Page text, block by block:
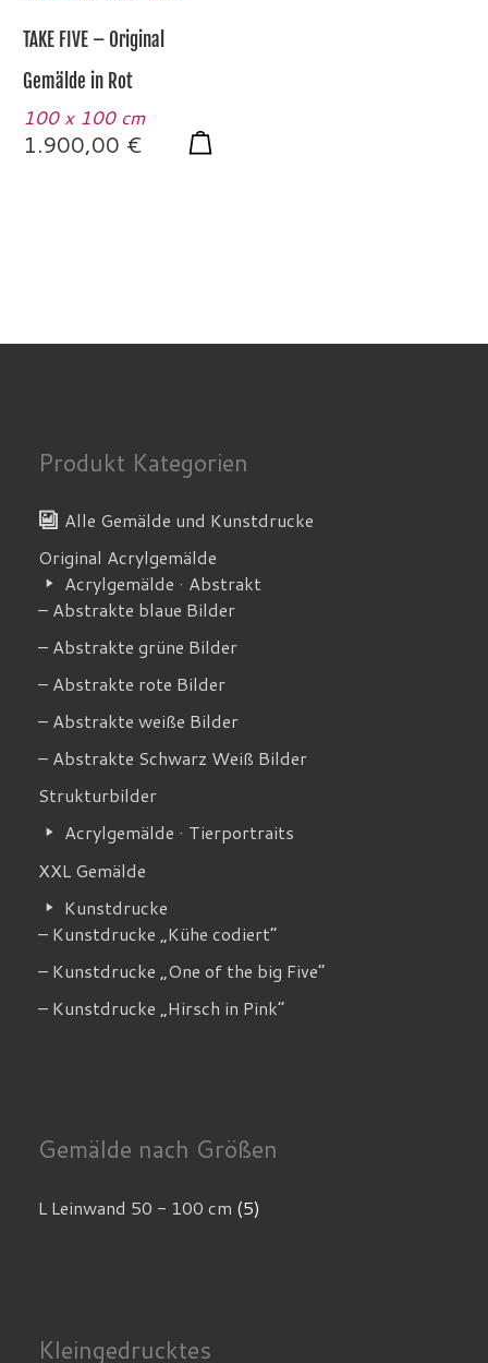
TAKE FIVE – Original
Gemälde in Rot
100 x 100 cm
1.900,00 €
Produkt Kategorien
Alle Gemälde und Kunstdrucke
Original Acrylgemälde
Acrylgemälde · Abstrakt
– Abstrakte blaue Bilder
– Abstrakte grüne Bilder
– Abstrakte rote Bilder
– Abstrakte weiße Bilder
– Abstrakte Schwarz Weiß Bilder
Strukturbilder
Acrylgemälde · Tierportraits
XXL Gemälde
Kunstdrucke
– Kunstdrucke „Kühe codiert”
– Kunstdrucke „One of the big Five”
– Kunstdrucke „Hirsch in Pink”
Gemälde nach Größen
L Leinwand 50 - 100 cm (5)
Kleingedrucktes